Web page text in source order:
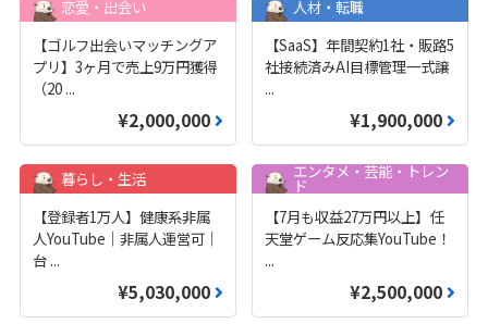
恋愛・出会い
【ゴルフ出会いマッチングア
プリ】3ヶ月で売上9万円獲得
（20 ...
¥2,000,000
人材・転職
【SaaS】年間契約1社・販路5
社接続済みAI目標管理一式譲
...
¥1,900,000
暮らし・生活
【登録者1万人】健康系非属
人YouTube｜非属人運営可｜
台 ...
¥5,030,000
エンタメ・芸能・トレン
ド
【7月も収益27万円以上】任
天堂ゲーム反応集YouTube！
...
¥2,500,000